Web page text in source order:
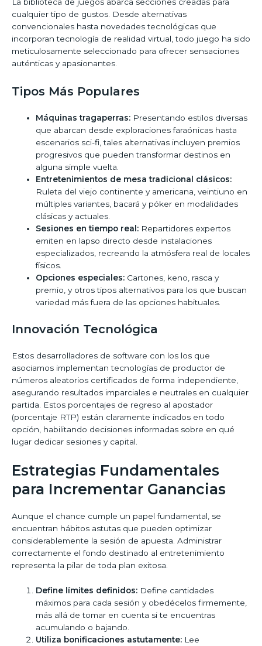
cualquier tipo de gustos. Desde alternativas
convencionales hasta novedades tecnológicas que
incorporan tecnología de realidad virtual, todo juego ha sido
meticulosamente seleccionado para ofrecer sensaciones
auténticas y apasionantes.
Tipos Más Populares
Máquinas tragaperras: Presentando estilos diversas
que abarcan desde exploraciones faraónicas hasta
escenarios sci-fi, tales alternativas incluyen premios
progresivos que pueden transformar destinos en
alguna simple vuelta.
Entretenimientos de mesa tradicional clásicos:
Ruleta del viejo continente y americana, veintiuno en
múltiples variantes, bacará y póker en modalidades
clásicas y actuales.
Sesiones en tiempo real: Repartidores expertos
emiten en lapso directo desde instalaciones
especializados, recreando la atmósfera real de locales
físicos.
Opciones especiales: Cartones, keno, rasca y
premio, y otros tipos alternativos para los que buscan
variedad más fuera de las opciones habituales.
Innovación Tecnológica
Estos desarrolladores de software con los los que
asociamos implementan tecnologías de productor de
números aleatorios certificados de forma independiente,
asegurando resultados imparciales e neutrales en cualquier
partida. Estos porcentajes de regreso al apostador
(porcentaje RTP) están claramente indicados en todo
opción, habilitando decisiones informadas sobre en qué
lugar dedicar sesiones y capital.
Estrategias Fundamentales
para Incrementar Ganancias
Aunque el chance cumple un papel fundamental, se
encuentran hábitos astutas que pueden optimizar
considerablemente la sesión de apuesta. Administrar
correctamente el fondo destinado al entretenimiento
representa la pilar de toda plan exitosa.
Define límites definidos: Define cantidades
máximos para cada sesión y obedécelos firmemente,
más allá de tomar en cuenta si te encuentras
acumulando o bajando.
Utiliza bonificaciones astutamente: Lee